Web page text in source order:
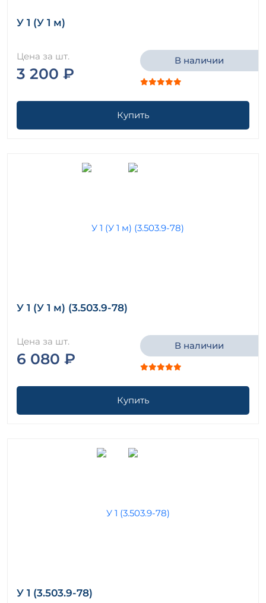
У 1 (У 1 м)
Цена за шт.
3 200 ₽
В наличии
Купить
У 1 (У 1 м) (3.503.9-78)
Цена за шт.
6 080 ₽
В наличии
Купить
У 1 (3.503.9-78)